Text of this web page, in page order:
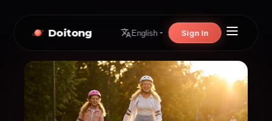
Doitong English Sign In